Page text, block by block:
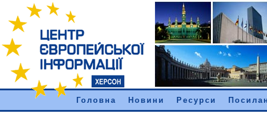
Головна Новини Ресурси